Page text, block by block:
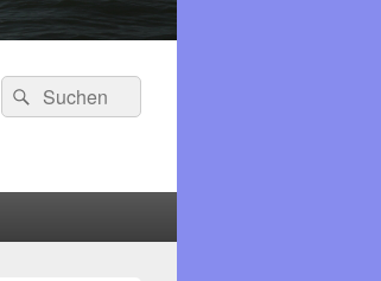
Suchen
nach:
Suchen